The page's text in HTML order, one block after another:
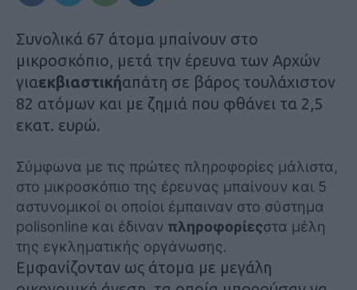
Συνολικά 67 άτομα μπαίνουν στο
μικροσκόπιο, μετά την έρευνα των Αρχών
γιαεκβιαστικήαπάτη σε βάρος τουλάχιστον
82 ατόμων και με ζημιά που φθάνει τα 2,5
εκατ. ευρώ.
Σύμφωνα με τις πρώτες πληροφορίες μάλιστα,
στο μικροσκόπιο της έρευνας μπαίνουν και 5
αστυνομικοί οι οποίοι έμπαιναν στο σύστημα
polisonline και έδιναν πληροφορίεςστα μέλη
της εγκληματικής οργάνωσης.
Εμφανίζονταν ως άτομα με μεγάλη